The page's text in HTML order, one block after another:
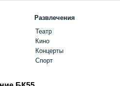
Развлечения
Театр
Кино
Концерты
Спорт